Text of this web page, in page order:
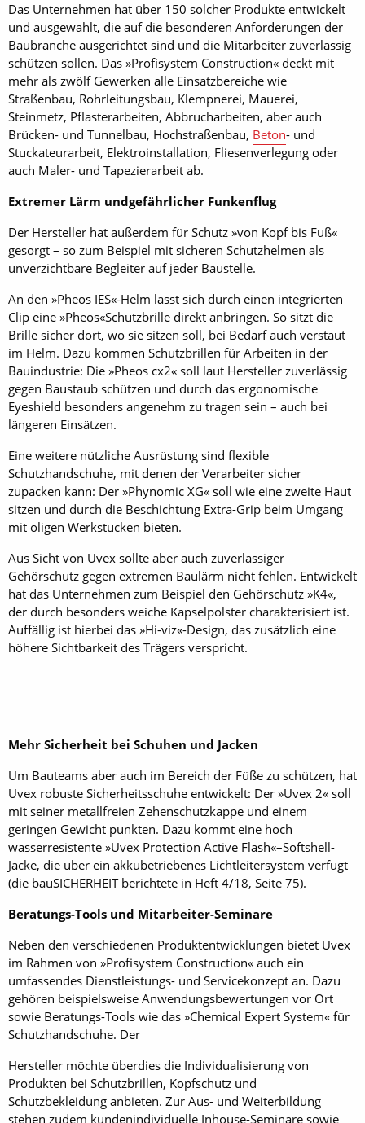
Das Unternehmen hat über 150 solcher Produkte entwickelt
und ausgewählt, die auf die besonderen Anforderungen der
Baubranche ausgerichtet sind und die Mitarbeiter zuverlässig
schützen sollen. Das »Profisystem Construction« deckt mit
mehr als zwölf Gewerken alle Einsatzbereiche wie
Straßenbau, Rohrleitungsbau, Klempnerei, Mauerei,
Steinmetz, Pflasterarbeiten, Abbrucharbeiten, aber auch
Brücken- und Tunnelbau, Hochstraßenbau, Beton- und
Stuckateurarbeit, Elektroinstallation, Fliesenverlegung oder
auch Maler- und Tapezierarbeit ab.
Extremer Lärm und­gefährlicher Funkenflug
Der Hersteller hat außerdem für Schutz »von Kopf bis Fuß«
gesorgt – so zum Beispiel mit sicheren Schutzhelmen als
unverzichtbare Begleiter auf jeder Baustelle.
An den »Pheos IES«-Helm lässt sich durch einen integrierten
Clip eine »Pheos«­Schutzbrille direkt anbringen. So sitzt die
Brille sicher dort, wo sie sitzen soll, bei Bedarf auch verstaut
im Helm. Dazu kommen Schutzbrillen für Arbeiten in der
Bauindustrie: Die »Pheos cx2« soll laut Hersteller zuverlässig
gegen Baustaub schützen und durch das ergonomische
Eyeshield besonders angenehm zu tragen sein – auch bei
längeren Einsätzen.
Eine weitere nützliche Ausrüstung sind flexible
Schutzhandschuhe, mit denen der Verarbeiter sicher
zupacken kann: Der »Phynomic XG« soll wie eine zweite Haut
sitzen und durch die Beschichtung Extra-Grip beim Umgang
mit öligen Werkstücken bieten.
Aus Sicht von Uvex sollte aber auch zuverlässiger
Gehörschutz gegen extremen Baulärm nicht fehlen. Entwickelt
hat das Unternehmen zum Beispiel den Gehörschutz »K4«,
der durch besonders weiche Kapselpolster charakterisiert ist.
Auffällig ist hierbei das »Hi-viz«-Design, das zusätzlich eine
höhere Sichtbarkeit des Trägers verspricht.
Mehr Sicherheit bei Schuhen und Jacken
Um Bauteams aber auch im Bereich der Füße zu schützen, hat
Uvex robuste Sicherheitsschuhe entwickelt: Der »Uvex 2« soll
mit seiner metallfreien Zehenschutzkappe und einem
geringen Gewicht punkten. Dazu kommt eine hoch
wasserresistente »Uvex Protection Active Flash«–Softshell-
Jacke, die über ein akkubetriebenes Lichtleitersystem verfügt
(die bauSICHERHEIT berichtete in Heft 4/18, Seite 75).
Beratungs-Tools und Mitarbeiter-Seminare
Neben den verschiedenen Produktentwicklungen bietet Uvex
im Rahmen von »Profisystem Construction« auch ein
umfassendes Dienstleistungs- und Servicekonzept an. Dazu
gehören beispielsweise Anwendungsbewertungen vor Ort
sowie Beratungs-Tools wie das »Chemical Expert System« für
Schutzhandschuhe. Der
Hersteller möchte überdies die Individualisierung von
Produkten bei Schutzbrillen, Kopfschutz und
Schutzbekleidung anbieten. Zur Aus- und Weiterbildung
stehen zu­dem kundenindividuelle Inhouse-Seminare sowie